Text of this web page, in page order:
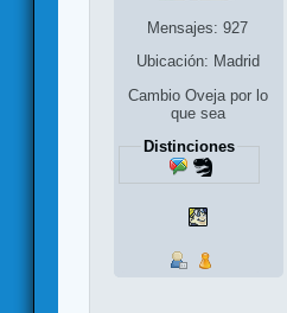
Mensajes: 927
Ubicación: Madrid
Cambio Oveja por lo
que sea
Distinciones